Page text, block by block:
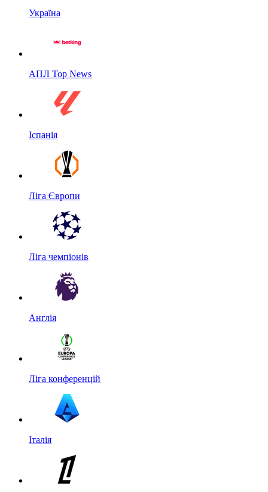
Україна
АПЛ Top News
Іспанія
Ліга Європи
Ліга чемпіонів
Англія
Ліга конференцій
Італія